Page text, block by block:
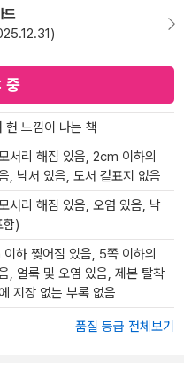
드
중
헌 느낌이 나는 책
서리 해짐 있음, 2cm 이하의
, 낙서 있음, 도서 겉표지 없음
서리 해짐 있음, 오염 있음, 낙
함)
하 찢어짐 있음, 5쪽 이하의
, 얼룩 및 오염 있음, 제본 탈착
지장 없는 부록 없음
품질 등급 전체보기